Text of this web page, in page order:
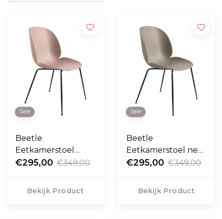
Sale
Beetle
Eetkamerstoel
sweet pink, zwart
€295,00 €349,00
Bekijk Product
Sale
Beetle
Eetkamerstoel new
beige, zwart conic
€295,00 €349,00
Bekijk Product